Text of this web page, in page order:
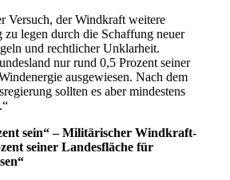
Versuch, der Windkraft weitere
zu legen durch die Schaffung neuer
und rechtlicher Unklarheit.
nur rund 0,5 Prozent seiner
ausgewiesen. Nach dem
sollten es aber mindestens
sein“ – Militärischer Windkraft-
seiner Landesfläche für